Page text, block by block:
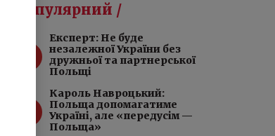
БЕЛАРУСКАЯ
DEUTSCH
Популярний /
Експерт: Не буде
незалежної України без
дружньої та партнерської
Польщі
Кароль Навроцький:
Польща допомагатиме
Україні, але «передусім —
Польща»